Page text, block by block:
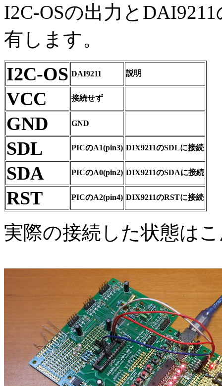
I2C-OSの出力と
有します。
I2C-OS DAI9211 説明
VCC 接続せず
GND GND
SDL PICのA1(pin3) DIX9211のSDLに接続
SDA PICのA0(pin2) DIX9211のSDAに接続
RST PICのA2(pin4) DIX9211のRSTに接続
実際の接続した状態は